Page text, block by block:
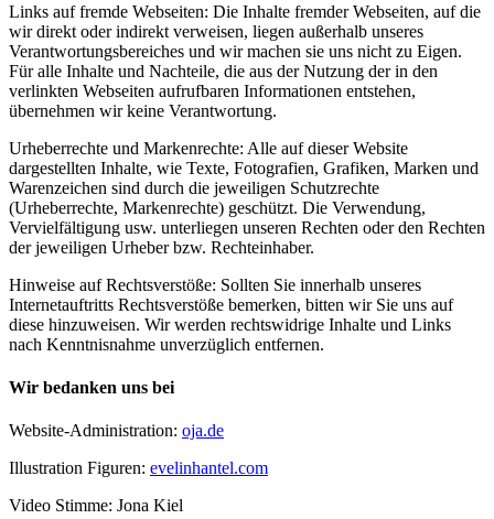
Links auf fremde Webseiten: Die Inhalte fremder Webseiten, auf die
wir direkt oder indirekt verweisen, liegen außerhalb unseres
Verantwortungsbereiches und wir machen sie uns nicht zu Eigen.
Für alle Inhalte und Nachteile, die aus der Nutzung der in den
verlinkten Webseiten aufrufbaren Informationen entstehen,
übernehmen wir keine Verantwortung.
Urheberrechte und Markenrechte: Alle auf dieser Website
dargestellten Inhalte, wie Texte, Fotografien, Grafiken, Marken und
Warenzeichen sind durch die jeweiligen Schutzrechte
(Urheberrechte, Markenrechte) geschützt. Die Verwendung,
Vervielfältigung usw. unterliegen unseren Rechten oder den Rechten
der jeweiligen Urheber bzw. Rechteinhaber.
Hinweise auf Rechtsverstöße: Sollten Sie innerhalb unseres
Internetauftritts Rechtsverstöße bemerken, bitten wir Sie uns auf
diese hinzuweisen. Wir werden rechtswidrige Inhalte und Links
nach Kenntnisnahme unverzüglich entfernen.
Wir bedanken uns bei
Website-Administration: oja.de
Illustration Figuren: evelinhantel.com
Video Stimme: Jona Kiel